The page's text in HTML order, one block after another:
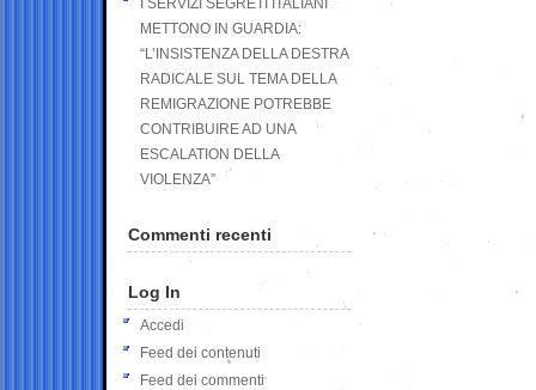
I SERVIZI SEGRETI ITALIANI
METTONO IN GUARDIA:
“L’INSISTENZA DELLA DESTRA
RADICALE SUL TEMA DELLA
REMIGRAZIONE POTREBBE
CONTRIBUIRE AD UNA
ESCALATION DELLA
VIOLENZA”
Commenti recenti
Log In
Accedi
Feed dei contenuti
Feed dei commenti